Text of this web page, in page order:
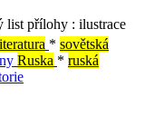
list přílohy : ilustrace
* sovětská
Ruska * ruská